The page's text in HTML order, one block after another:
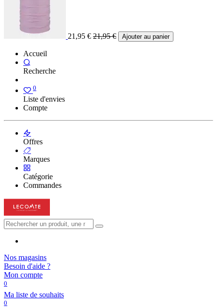
21,95 € 21,95€ Ajouter au panier
Accueil
Recherche
0
Liste d'envies
Compte
Offres
Marques
Catégorie
Commandes
Nos magasins
Besoin d'aide ?
Mon compte
0
Ma liste de souhaits
0